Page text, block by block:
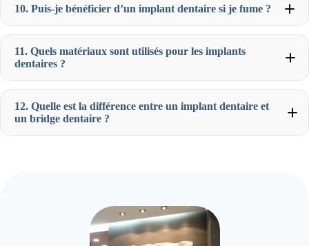
10. Puis-je bénéficier d’un implant dentaire si je fume ?
11. Quels matériaux sont utilisés pour les implants
dentaires ?
12. Quelle est la différence entre un implant dentaire et
un bridge dentaire ?